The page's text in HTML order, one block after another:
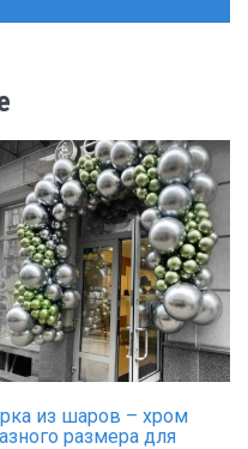
из шаров – хром
размера для